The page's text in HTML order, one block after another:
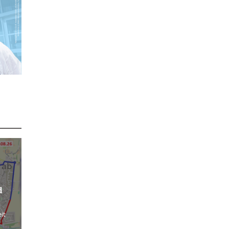
ab